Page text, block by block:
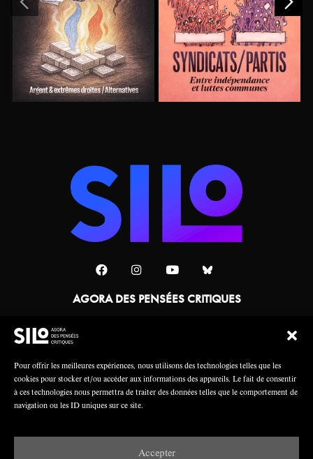
Pour offrir les meilleures expériences, nous utilisons des technologies telles que les
cookies pour stocker et/ou accéder aux informations des appareils. Le fait de consentir
à ces technologies nous permettra de traiter des données telles que le comportement de
navigation ou les ID uniques sur ce site.
Accepter
AGORA DES PENSÉES CRITIQUES